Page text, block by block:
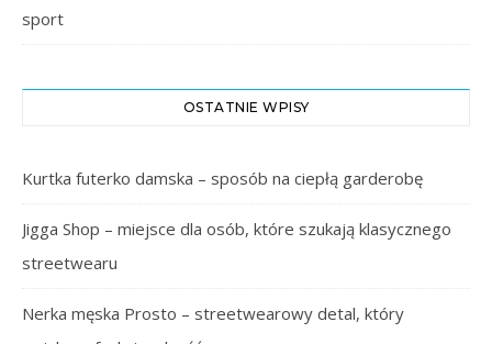
sport
OSTATNIE WPISY
Kurtka futerko damska – sposób na ciepłą garderobę
Jigga Shop – miejsce dla osób, które szukają klasycznego
streetwearu
Nerka męska Prosto – streetwearowy detal, który